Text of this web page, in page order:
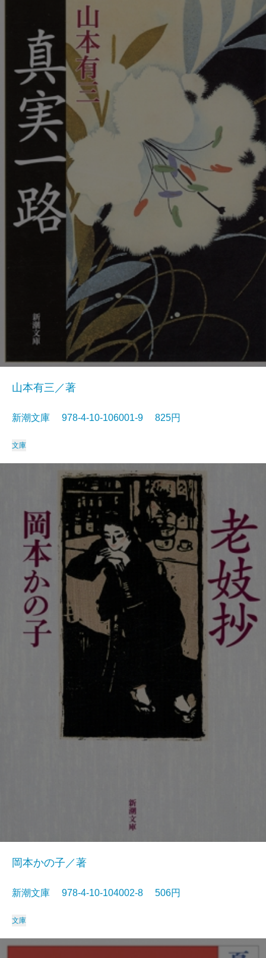
山本有三／著
新潮文庫 978-4-10-106001-9 825円
文庫
岡本かの子／著
新潮文庫 978-4-10-104002-8 506円
文庫